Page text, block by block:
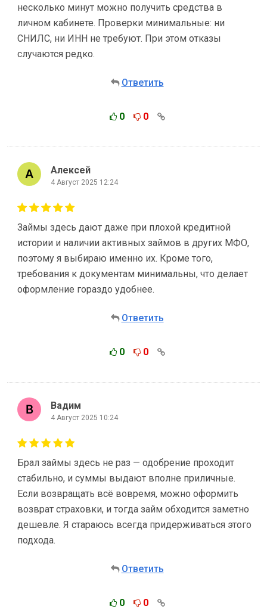
несколько минут можно получить средства в
личном кабинете. Проверки минимальные: ни
СНИЛС, ни ИНН не требуют. При этом отказы
случаются редко.
Ответить
0 0
Алексей
4 Август 2025 12:24
Займы здесь дают даже при плохой кредитной
истории и наличии активных займов в других МФО,
поэтому я выбираю именно их. Кроме того,
требования к документам минимальны, что делает
оформление гораздо удобнее.
Ответить
0 0
Вадим
4 Август 2025 10:24
Брал займы здесь не раз — одобрение проходит
стабильно, и суммы выдают вполне приличные.
Если возвращать всё вовремя, можно оформить
возврат страховки, и тогда займ обходится заметно
дешевле. Я стараюсь всегда придерживаться этого
подхода.
Ответить
0 0